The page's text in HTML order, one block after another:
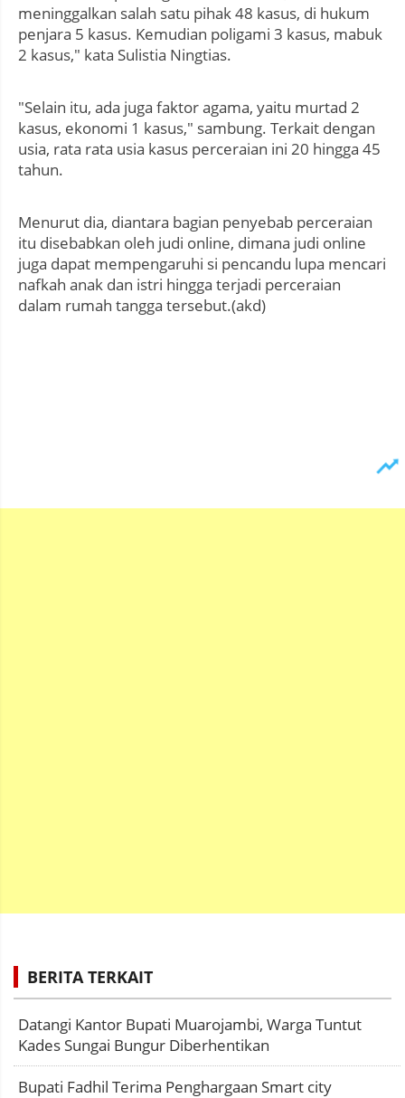
meninggalkan salah satu pihak 48 kasus, di hukum
penjara 5 kasus. Kemudian poligami 3 kasus, mabuk
2 kasus," kata Sulistia Ningtias.
"Selain itu, ada juga faktor agama, yaitu murtad 2
kasus, ekonomi 1 kasus," sambung. Terkait dengan
usia, rata rata usia kasus perceraian ini 20 hingga 45
tahun.
Menurut dia, diantara bagian penyebab perceraian
itu disebabkan oleh judi online, dimana judi online
juga dapat mempengaruhi si pencandu lupa mencari
nafkah anak dan istri hingga terjadi perceraian
dalam rumah tangga tersebut.(akd)
BERITA TERKAIT
Datangi Kantor Bupati Muarojambi, Warga Tuntut
Kades Sungai Bungur Diberhentikan
Bupati Fadhil Terima Penghargaan Smart city